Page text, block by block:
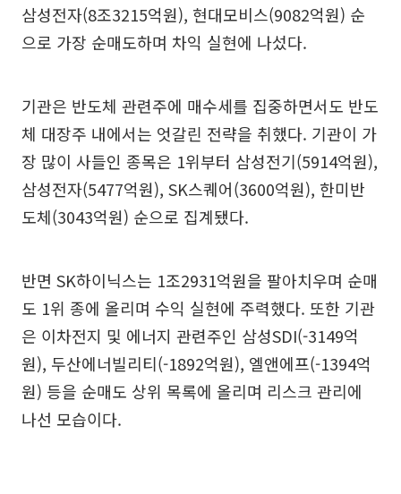
삼성전자(8조3215억원), 현대모비스(9082억원) 순
으로 가장 순매도하며 차익 실현에 나섰다.
기관은 반도체 관련주에 매수세를 집중하면서도 반도
체 대장주 내에서는 엇갈린 전략을 취했다. 기관이 가
장 많이 사들인 종목은 1위부터 삼성전기(5914억원),
삼성전자(5477억원), SK스퀘어(3600억원), 한미반
도체(3043억원) 순으로 집계됐다.
반면 SK하이닉스는 1조2931억원을 팔아치우며 순매
도 1위 종에 올리며 수익 실현에 주력했다. 또한 기관
은 이차전지 및 에너지 관련주인 삼성SDI(-3149억
원), 두산에너빌리티(-1892억원), 엘앤에프(-1394억
원) 등을 순매도 상위 목록에 올리며 리스크 관리에
나선 모습이다.